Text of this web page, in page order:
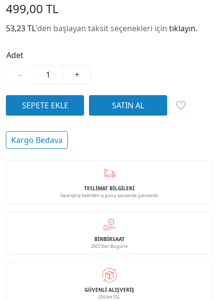
499,00 TL
53,23 TL'den başlayan taksit seçenekleri için tıklayın.
Adet
-
+
Kargo Bedava
TESLİMAT BİLGİLERİ
Siparişiniz belirtilen iş günü içerisinde gönderilir.
BINBIRSAAT
2007'den Bugüne
GÜVENLI ALIŞVERIŞ
256 bit SSL